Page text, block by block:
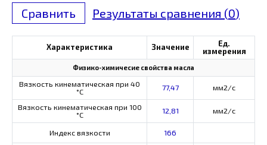
Сравнить Результаты сравнения (0)
Характеристика Значение
Ед.
измерения
Физико-химичесие свойства масла
Вязкость кинематическая при 40
°С
77,47 мм2/с
Вязкость кинематическая при 100
°С
12,81 мм2/с
Индекс вязкости 166